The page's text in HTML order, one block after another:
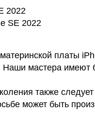
2022
SE 2022
платы
мастера имеют
также
может быть